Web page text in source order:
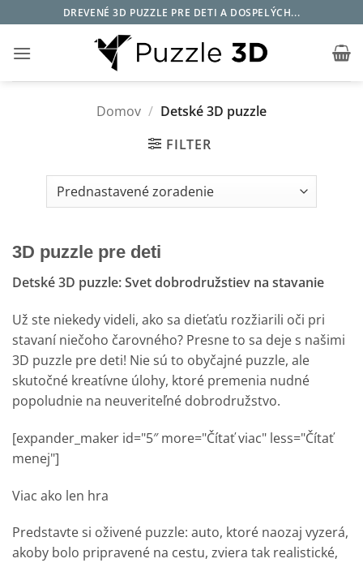
to
content
DREVENÉ 3D PUZZLE PRE DETI A DOSPELÝCH...
Domov / Detské 3D puzzle
FILTER
3D puzzle pre deti
Detské 3D puzzle: Svet dobrodružstiev na stavanie
Už ste niekedy videli, ako sa dieťaťu rozžiarili oči pri
stavaní niečoho čarovného? Presne to sa deje s našimi
3D puzzle pre deti! Nie sú to obyčajné puzzle, ale
skutočné kreatívne úlohy, ktoré premenia nudné
popoludnie na neuveriteľné dobrodružstvo.
[expander_maker id="5″ more="Čítať viac" less="Čítať
menej"]
Viac ako len hra
Predstavte si oživené puzzle: auto, ktoré naozaj vyzerá,
akoby bolo pripravené na cestu, zviera tak realistické,